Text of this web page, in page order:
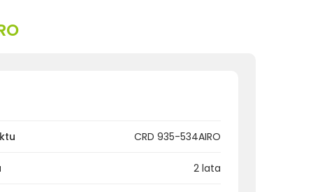
CRD 935-534AIRO
2 lata